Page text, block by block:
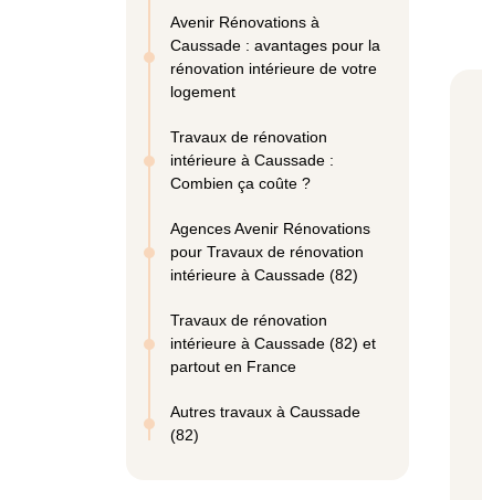
Avenir Rénovations à
Caussade : avantages pour la
rénovation intérieure de votre
logement
Travaux de rénovation
intérieure à Caussade :
Combien ça coûte ?
Agences Avenir Rénovations
pour Travaux de rénovation
intérieure à Caussade (82)
Travaux de rénovation
intérieure à Caussade (82) et
partout en France
Autres travaux à Caussade
(82)